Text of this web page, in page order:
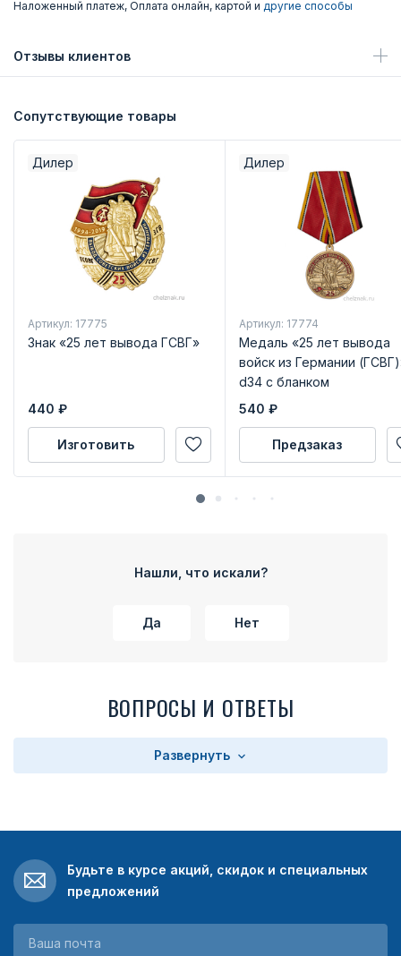
Наложенный платеж, Оплата онлайн, картой и другие способы
Отзывы клиентов
Сопутствующие товары
Дилер
Артикул: 17775
Знак «25 лет вывода ГСВГ»
440 ₽
Изготовить
Дилер
Артикул: 17774
Медаль «25 лет вывода
войск из Германии
d34 с бланком
удостоверения
540 ₽
Предзаказ
Нашли, что искали?
Да Нет
ВОПРОСЫ И ОТВЕТЫ
Развернуть
Будьте в курсе акций, скидок и специальных
предложений